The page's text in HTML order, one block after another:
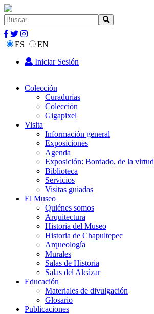
ES
EN
Iniciar Sesión
Colección
Curadurías
Colección
Gigapixel
Visita
Información general
Exposiciones
Agenda
Exposición: Bordado, de la virtud
Biblioteca
Servicios
Visitas guiadas
El Museo
Quiénes somos
Arquitectura
Historia del Museo
Historia de Chapultepec
Arqueología
Murales
Salas de Historia
Salas del Alcázar
Educación
Materiales de divulgación
Glosario
Publicaciones